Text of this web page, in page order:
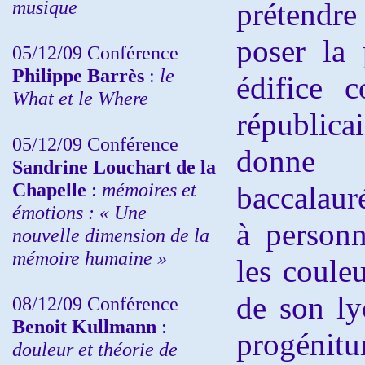
musique
05/12/09 Conférence
Philippe Barrès : le
What et le Where
05/12/09 Conférence
Sandrine Louchart de la
Chapelle : mémoires et
émotions : « Une
nouvelle dimension de la
mémoire humaine »
08/12/09 Conférence
Benoit Kullmann :
douleur et théorie de
poser la
édifice
à
les
de son